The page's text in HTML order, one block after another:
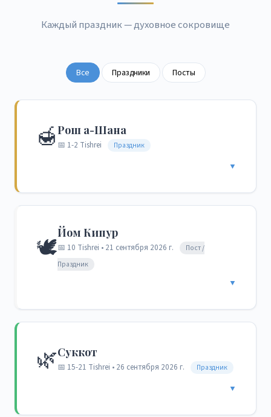
Каждый праздник — духовное сокровище
Все Праздники Посты
🍯Рош а-Шана
📅 1-2 Tishrei Праздник
▼
🕊️
Йом Кипур
📅 10 Tishrei • 21 сентября 2026 г.
Пост /
Праздник
▼
🌿Суккот
📅 15-21 Tishrei • 26 сентября 2026 г. Праздник
▼